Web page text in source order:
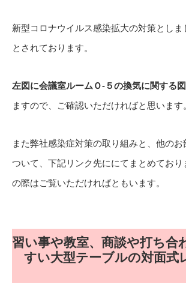
新型コロナウイルス感染拡大の対策とし
とされております。
左図に会議室ルームＯ-５の換気に関する
ますので、ご確認いただければと思います
また弊社感染症対策の取り組みと、他のお
ついて、下記リンク先ににてまとめてお
の際はご覧いただければともいます。
習い事や教室、商談や打ち合
すい大型テーブルの対面式